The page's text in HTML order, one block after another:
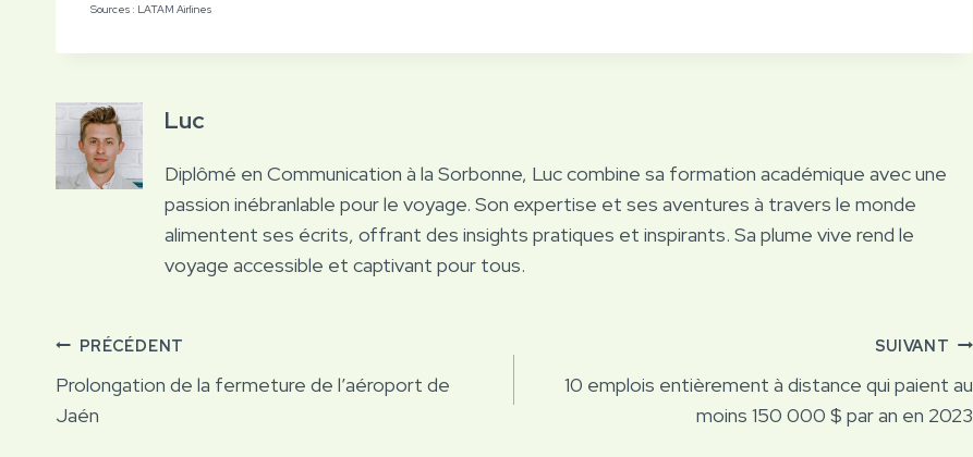
Sources : LATAM Airlines
Luc
Diplômé en Communication à la Sorbonne, Luc combine sa formation académique avec une
passion inébranlable pour le voyage. Son expertise et ses aventures à travers le monde
alimentent ses écrits, offrant des insights pratiques et inspirants. Sa plume vive rend le
voyage accessible et captivant pour tous.
Navigation
de
PRÉCÉDENT
Prolongation de la fermeture de l’aéroport de
Jaén
SUIVANT
10 emplois entièrement à distance qui paient au
moins 150 000 $ par an en 2023